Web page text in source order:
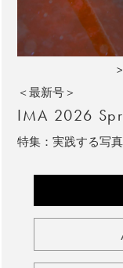
＜最新号＞
IMA 2026
特集：実践する写